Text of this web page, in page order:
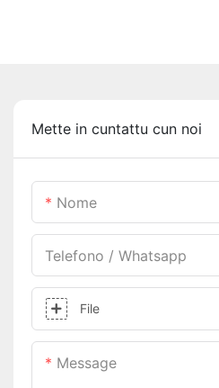
Mette in cuntattu cun noi
Nome
Telefono / Whatsapp
File
Message